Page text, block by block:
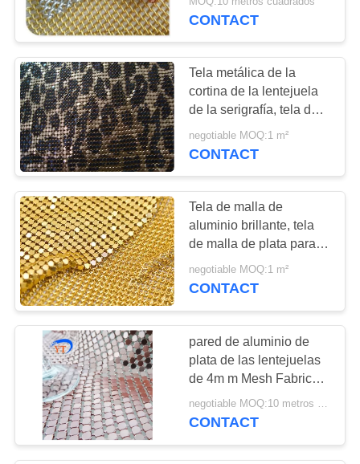
CONTACT
Tela metálica de la
cortina de la lentejuela
de la serigrafía, tela de
malla de aluminio para
la decoración
negotiable MOQ:1 m²
CONTACT
Tela de malla de
aluminio brillante, tela
de malla de plata para la
ventana/la pared techo
negotiable MOQ:1 m²
CONTACT
pared de aluminio de
plata de las lentejuelas
de 4m m Mesh Fabric
Decorative Flexible
Metal
negotiable MOQ:10 metros cuadrados
CONTACT